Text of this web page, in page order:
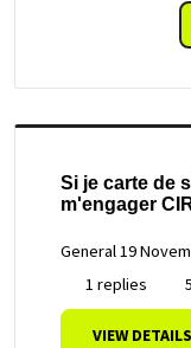
Si je carte de
m'engager
General19
1 replies
VIEW DETAILS